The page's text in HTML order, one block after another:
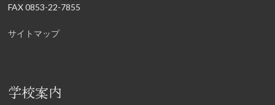
FAX 0853-22-7855
サイトマップ
学校案内